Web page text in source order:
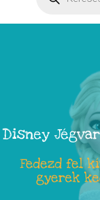
Disney
Fedezd fel
gyerek